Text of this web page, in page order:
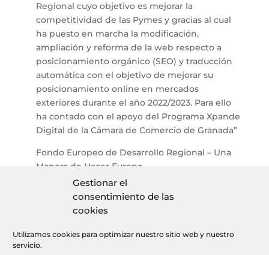
Gestionar el
consentimiento de las
cookies
Utilizamos cookies para optimizar nuestro sitio web y nuestro
servicio.
Regional cuyo objetivo es mejorar la
competitividad de las Pymes y gracias al cual
ha puesto en marcha la modificación,
ampliación y reforma de la web respecto a
posicionamiento orgánico (SEO) y traducción
automática con el objetivo de mejorar su
posicionamiento online en mercados
exteriores durante el año 2022/2023. Para ello
ha contado con el apoyo del Programa Xpande
Digital de la Cámara de Comercio de Granada”
Fondo Europeo de Desarrollo Regional – Una
Manera de Hacer Europa